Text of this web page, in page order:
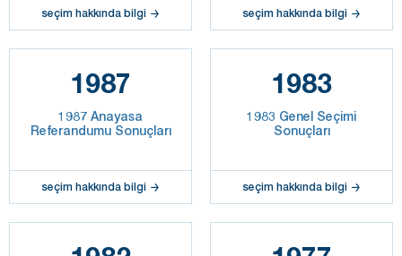
seçim hakkında bilgi seçim hakkında bilgi
1987
1987 Anayasa
Referandumu Sonuçları
seçim hakkında bilgi
1983
1983 Genel Seçimi
Sonuçları
seçim hakkında bilgi